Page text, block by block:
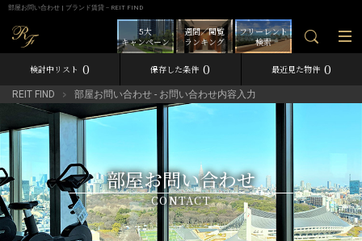
部屋お問い合わせ | ブランド賃貸－REIT FIND
フリーレント
検索
週間／閲覧
ランキング
5大
キャンペーン
検討中リスト 0 保存した条件 0 最近見た物件 0
REIT FIND 部屋お問い合わせ - お問い合わせ内容入力
部屋お問い合わせ
CONTACT